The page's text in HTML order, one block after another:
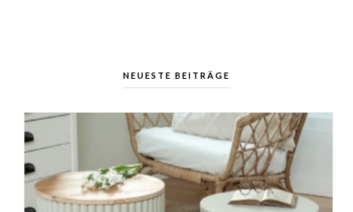
NEUESTE BEITRÄGE